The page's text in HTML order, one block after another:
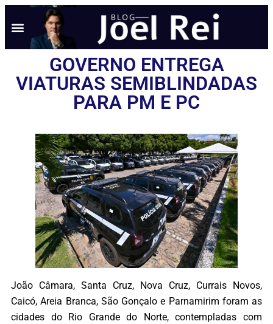
GOVERNO ENTREGA
VIATURAS SEMIBLINDADAS
PARA PM E PC
João Câmara, Santa Cruz, Nova Cruz, Currais Novos,
Caicó, Areia Branca, São Gonçalo e Parnamirim foram as
cidades do Rio Grande do Norte, contempladas com